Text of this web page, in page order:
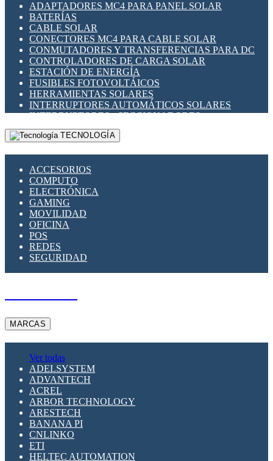
ADAPTADORES MC4 PARA PANEL SOLAR
BATERÍAS
CABLE SOLAR
CONECTORES MC4 PARA CABLE SOLAR
CONMUTADORES Y TRANSFERENCIAS PARA DC
CONTROLADORES DE CARGA SOLAR
ESTACIÓN DE ENERGÍA
FUSIBLES FOTOVOLTÁICOS
HERRAMIENTAS SOLARES
INTERRUPTORES AUTOMÁTICOS SOLARES
INTERRUPTORES - SECCIONADORES
FOTOVOLTÁICOS
MONTAJE PANEL SOLAR
SUPRESOR DE TRANSIENTES SPDS PARA
APLICACIONES FOTOVOLTAICAS
TECNOLOGÍA
ACCESORIOS
COMPUTO
ELECTRÓNICA
GAMING
MOVILIDAD
OFICINA
POS
REDES
SEGURIDAD
MARCAS
Ver todas
ADELSYSTEM
ADVANTECH
ACREL
ARBOR TECHNOLOGY
ARESTECH
BANANA PI
CNLINKO
ETI
HELTEC AUTOMATION